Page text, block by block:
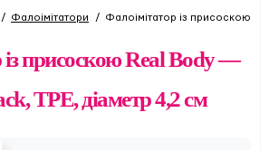
Фалоімітатори Фалоімітатор із присоскою
із присоскою Real Body —
TPE, діаметр 4,2 см